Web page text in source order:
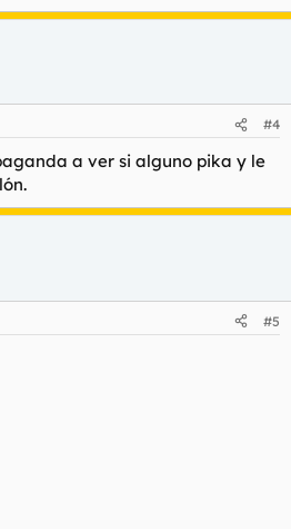
#4
a ver si alguno pika y le
#5